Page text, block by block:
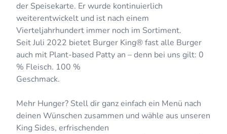
der Speisekarte. Er wurde kontinuierlich
weiterentwickelt und ist nach einem
Vierteljahrhundert immer noch im Sortiment.
Seit Juli 2022 bietet Burger King® fast alle Burger
auch mit Plant-based Patty an – denn bei uns gilt: 0
% Fleisch. 100 %
Geschmack.
Mehr Hunger? Stell dir ganz einfach ein Menü nach
deinen Wünschen zusammen und wähle aus unseren
King Sides, erfrischenden